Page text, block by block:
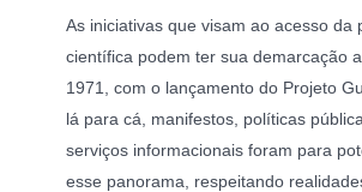
As iniciativas que visam ao acesso da
científica podem ter sua demarcação
1971, com o lançamento do Projeto
lá para cá, manifestos, políticas
serviços informacionais foram para
esse panorama, respeitando